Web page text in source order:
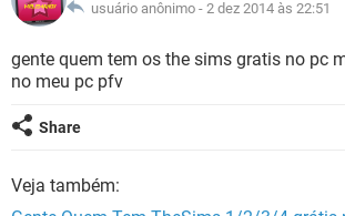
GUIA DE COMPRAS
INSTAGRAM
GUIA DE COMPRAS
CELULAR FACEBOOK
INSTAGRAM
GUIA DE COMPRAS
JOGOS
CELULAR FACEBOOK
INSTAGRAM
GUIA DE COMPRAS
usuário anônimo - 2 dez 2014 às 22:51
gente quem tem os the sims gratis no pc
no meu pc pfv
Share
Veja também: